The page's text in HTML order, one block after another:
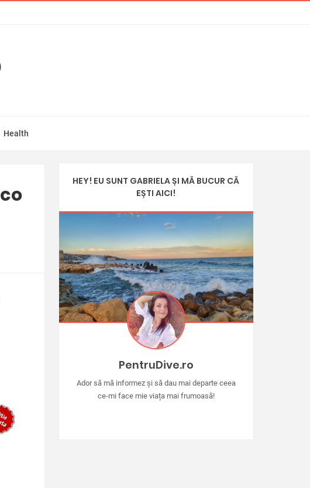
Health
HEY! EU SUNT GABRIELA ȘI MĂ BUCUR CĂ
EȘTI AICI!
PentruDive.ro
Ador să mă informez și să dau mai departe ceea
ce-mi face mie viața mai frumoasă!